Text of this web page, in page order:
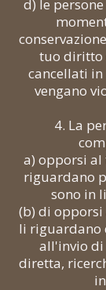
d) le
​​tuo diritto
cancellati in
vengano
4. La
a) opporsi
riguardano
sono in
(b) di
li riguardano
all'invio
diretta,